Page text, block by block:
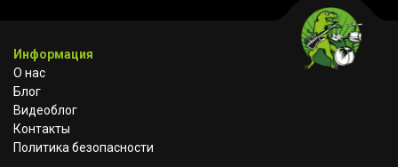
Информация
О нас
Блог
Видеоблог
Контакты
Политика безопасности